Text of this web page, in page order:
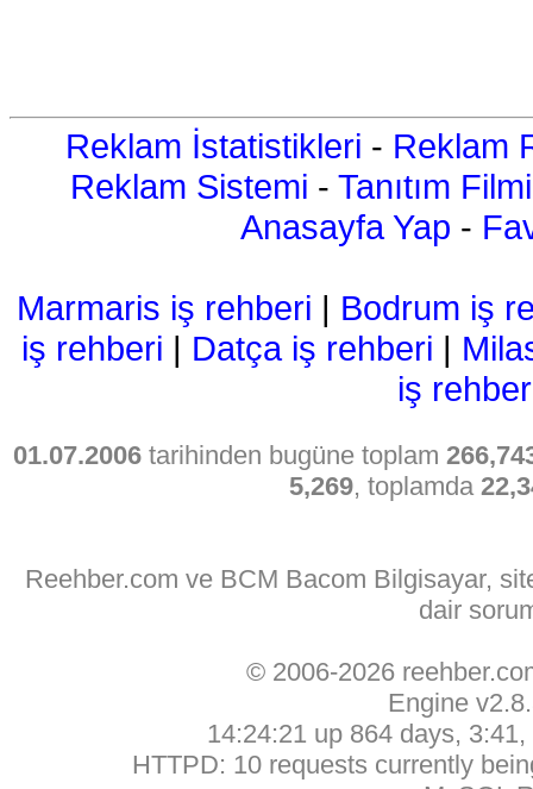
Reklam İstatistikleri - Reklam
Reklam Sistemi - Tanıtım Filmi
Anasayfa Yap -
Marmaris iş rehberi | Bodrum iş
iş rehberi | Datça iş rehberi |
iş
01.07.2006 tarihinden bugüne toplam
5,269, toplamda
Reehber.com ve BCM Bacom Bilgisayar,
dair
© 2006-2026
Engine
14:24:21 up 864 days,
HTTPD: 10 requests currently